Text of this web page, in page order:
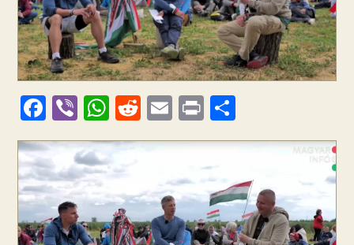
F
ac
e
b
o
o
Vi
b
er
W
h
at
s
A
p
R
e
di
t
E
m
l
Pr
in
t
ss
m
e
g